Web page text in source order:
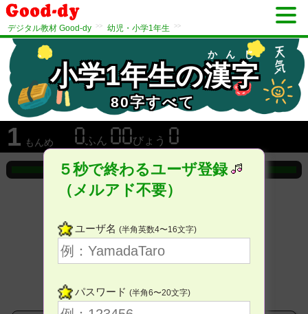
デジタル教材 Good-dy >> 幼児・小学1年生 >>
小学1年生の漢字
かんじ
80字すべて
1 もんめ ふん びょう
５秒で終わるユーザ登録
（メルアド不要）
ユーザ名 (半角英数4〜16文字)
パスワード (半角6〜20文字)